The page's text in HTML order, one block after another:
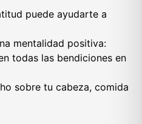
puede ayudarte a
mentalidad positiva:
todas las bendiciones en
sobre tu cabeza, comida